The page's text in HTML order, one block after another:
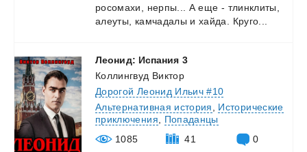
росомахи,
нерпы... А еще - тлинклиты,
алеуты,
камчадалы и хайда. Круго...
Леонид: Испания 3
Коллингвуд Виктор
Дорогой Леонид Ильич #10
Альтернативная история
Исторические
приключения
Попаданцы
1085
41
0